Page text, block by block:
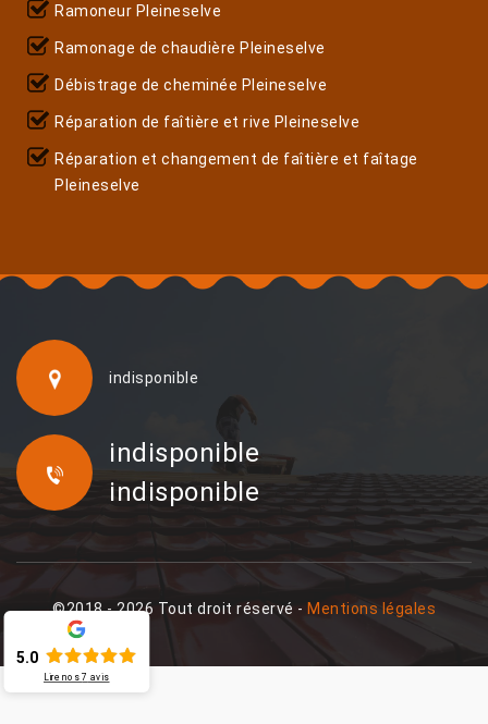
Ramoneur Pleineselve
Ramonage de chaudière Pleineselve
Débistrage de cheminée Pleineselve
Réparation de faîtière et rive Pleineselve
Réparation et changement de faîtière et faîtage
Pleineselve
indisponible
indisponible
indisponible
©2018 - 2026 Tout droit réservé - Mentions légales
5.0
Lire nos 7 avis